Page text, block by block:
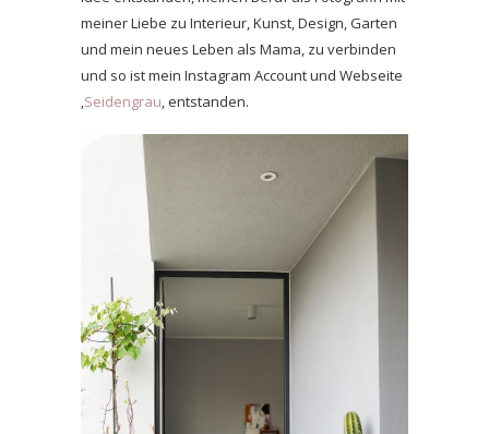
meiner Liebe zu Interieur, Kunst, Design, Garten
und mein neues Leben als Mama, zu verbinden
und so ist mein Instagram Account und Webseite
‚Seidengrau‚ entstanden.